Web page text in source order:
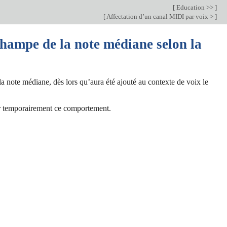
[ Education >> ]
[Affectation d’un canal MIDI par voix > ]
de la note médiane selon la
médiane, dès lors qu’aura été ajouté au contexte de voix le
ce comportement.